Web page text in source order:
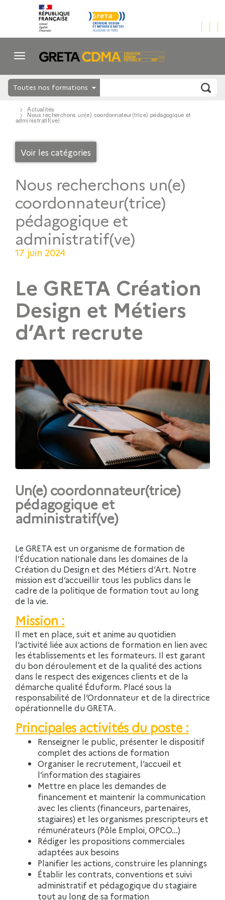
Toutes nos formations
Actualités
Nous recherchons un(e) coordonnateur(trice) pédagogique et
administratif(ve)
Voir les catégories
Nous recherchons un(e)
coordonnateur(trice)
pédagogique et
administratif(ve)
17 juin 2024
Le GRETA Création
Design et Métiers
d’Art recrute
Un(e) coordonnateur(trice)
pédagogique et
administratif(ve)
Le GRETA est un organisme de formation de
l’Éducation nationale dans les domaines de la
Création du Design et des Métiers d’Art. Notre
mission est d’accueillir tous les publics dans le
cadre de la politique de formation tout au long
de la vie.
Mission :
Il met en place, suit et anime au quotidien
l’activité liée aux actions de formation en lien avec
les établissements et les formateurs. Il est garant
du bon déroulement et de la qualité des actions
dans le respect des exigences clients et de la
démarche qualité Éduform. Placé sous la
responsabilité de l’Ordonnateur et de la directrice
opérationnelle du GRETA.
Principales activités du poste :
Renseigner le public, présenter le dispositif
complet des actions de formation
Organiser le recrutement, l’accueil et
l’information des stagiaires
Mettre en place les demandes de
financement et maintenir la communication
avec les clients (financeurs, partenaires,
stagiaires) et les organismes prescripteurs et
rémunérateurs (Pôle Emploi, OPCO…)
Rédiger les propositions commerciales
adaptées aux besoins
Planifier les actions, construire les plannings
Établir les contrats, conventions et suivi
administratif et pédagogique du stagiaire
tout au long de sa formation